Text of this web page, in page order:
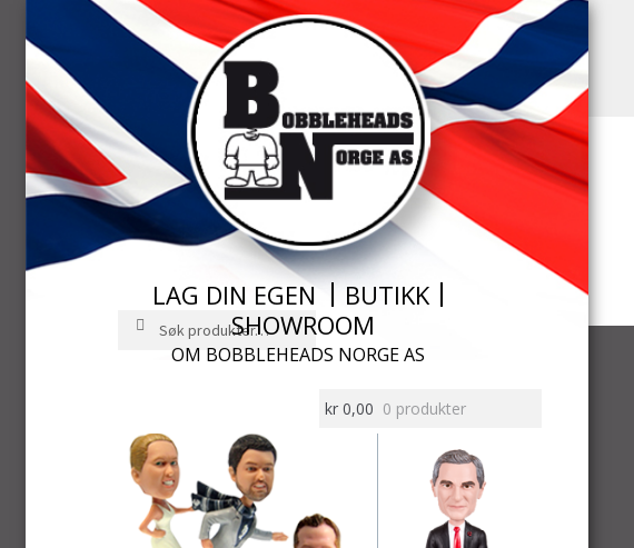
navigasjon
innhold
Søk
Søk
LAG DIN EGEN
BUTIKK
SHOWROOM
OM BOBBLEHEADS NORGE AS
kr0,00 0 produkter